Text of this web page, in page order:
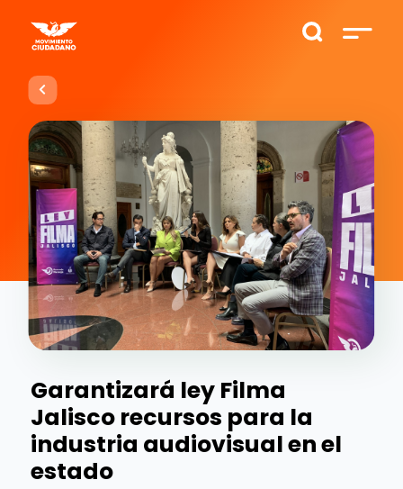
Garantizará ley Filma
Jalisco recursos para la
industria audiovisual en el
estado